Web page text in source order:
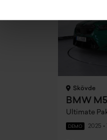
Skövde
Ultimate
DEMO 2025 •